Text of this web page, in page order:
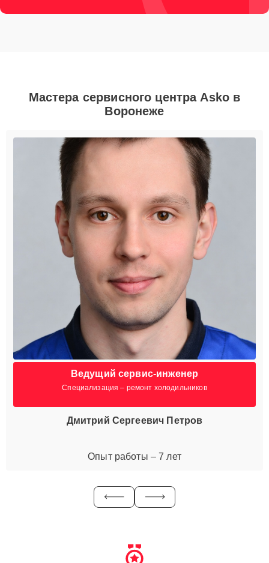
Мастера сервисного центра Asko в
Воронеже
Ведущий сервис-инженер
Специализация – ремонт холодильников
Дмитрий Сергеевич Петров
Опыт работы – 7 лет